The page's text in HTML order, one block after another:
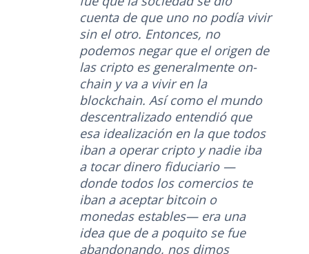
cuenta de que uno no podía vivir
sin el otro. Entonces, no
podemos negar que el origen de
las cripto es generalmente on-
chain y va a vivir en la
blockchain. Así como el mundo
descentralizado entendió que
esa idealización en la que todos
iban a operar cripto y nadie iba
a tocar dinero fiduciario —
donde todos los comercios te
iban a aceptar bitcoin o
monedas estables— era una
idea que de a poquito se fue
abandonando, nos dimos